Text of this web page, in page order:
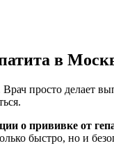
в
просто делает
о прививке от
быстро, но и